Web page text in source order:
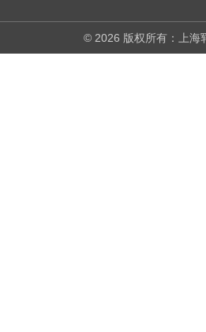
© 2026 版权所有：上